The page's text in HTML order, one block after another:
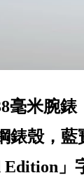
毫米腕
錶殼，藍
Edition